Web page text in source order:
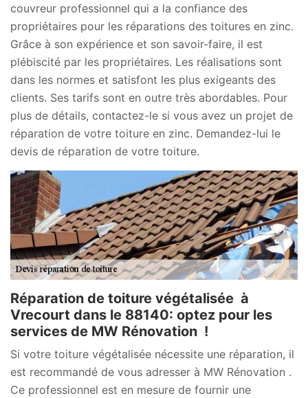
couvreur professionnel qui a la confiance des
propriétaires pour les réparations des toitures en zinc.
Grâce à son expérience et son savoir-faire, il est
plébiscité par les propriétaires. Les réalisations sont
dans les normes et satisfont les plus exigeants des
clients. Ses tarifs sont en outre très abordables. Pour
plus de détails, contactez-le si vous avez un projet de
réparation de votre toiture en zinc. Demandez-lui le
devis de réparation de votre toiture.
Réparation de toiture végétalisée à
Vrecourt dans le 88140: optez pour les
services de MW Rénovation !
Si votre toiture végétalisée nécessite une réparation, il
est recommandé de vous adresser à MW Rénovation .
Ce professionnel est en mesure de fournir une